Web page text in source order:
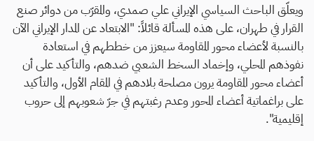
ويعلّق الباحث السياسي الإيراني علي صمدي، والمقرّب من دوائر صنع
القرار في طهران، على هذه المسألة قائلاً: "الابتعاد عن المدار الإيراني الآن
بالنسبة لأعضاء محور المقاومة سيعزز من خططهم في استعادة
نفوذهم المحلي، وإخماد السخط الشعبي ضدهم، والتأكيد على أن
أعضاء محور المقاومة يرون مصلحة بلادهم في المقام الأول، والتأكيد
على براغماتية أعضاء المحور وعدم رغبتهم في جرّ شعوبهم إلى حروب
إقليمية".